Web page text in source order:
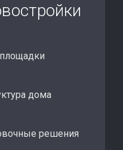
дома
решения